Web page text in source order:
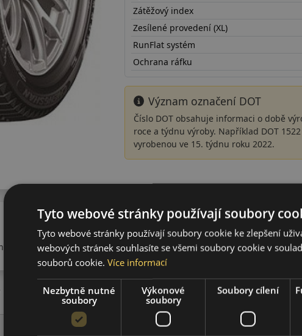
Zátěžový index
Zesílené provedení (XL)
RunFlat systém
Ochrana ráfku
Význam označení DOT
Číslo DOT obsahuje informaci o době
roce a týdnu výroby. Například DOT
vyrobenou ve 15. týdnu roku 2022.
poměr cena / kvalita.
Tyto webové stránky používají soubory
Tyto webové stránky používají soubory cookie ke zlepšení
webových stránek souhlasíte se všemi soubory cookie v
souborů cookie. Více informací
Nezbytně nutné
soubory
Výkonové
soubory
Soubory cílení